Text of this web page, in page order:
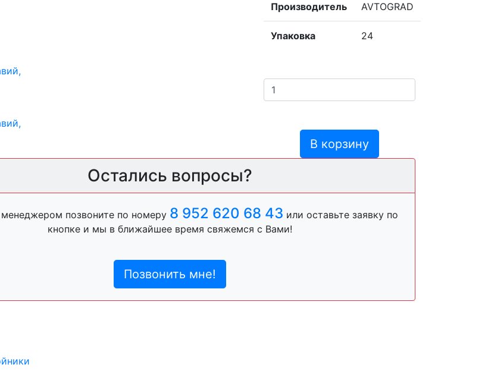
Производитель AVTOGRAD
Упаковка 24
В корзину
Остались вопросы?
позвоните по номеру 8 952 620 68 43 или оставьте заявку по
кнопке и мы в ближайшее время свяжемся с Вами!
Позвонить мне!